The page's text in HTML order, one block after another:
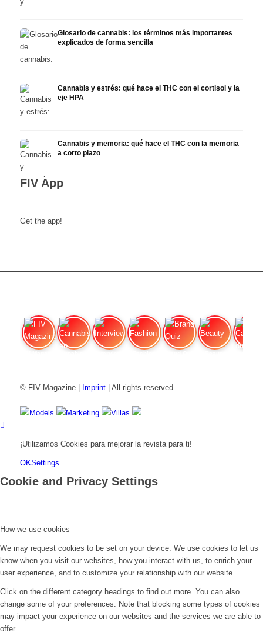
Glosario de cannabis: los términos más importantes
explicados de forma sencilla
Cannabis y estrés: qué hace el THC con el cortisol y la
eje HPA
Cannabis y memoria: qué hace el THC con la memoria
a corto plazo
FIV App
Get the app!
© FIV Magazine | Imprint| All rights reserved.
Models Marketing Villas
¡Utilizamos Cookies para mejorar la revista para ti!
OKSettings
Cookie and Privacy Settings
How we use cookies
We may request cookies to be set on your device. We use cookies to let us
know when you visit our websites, how you interact with us, to enrich your
user experience, and to customize your relationship with our website.
Click on the different category headings to find out more. You can also
change some of your preferences. Note that blocking some types of cookies
may impact your experience on our websites and the services we are able to
offer.